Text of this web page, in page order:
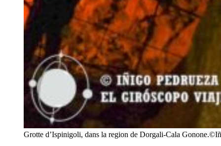
Grotte d’Ispinigoli, dans la region de Dorgali-Cala